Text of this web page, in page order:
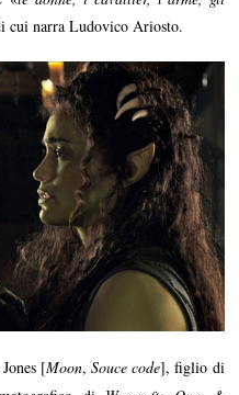
cui narra Ludovico Ariosto.
[Moon,Souce code], figlio di